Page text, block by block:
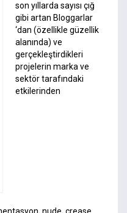
son yıllarda sayısı çığ
gibi artan Bloggarlar
‘dan (özellikle güzellik
alanında) ve
gerçekleştirdikleri
projelerin marka ve
sektör tarafındaki
etkilerinden
nude, crease